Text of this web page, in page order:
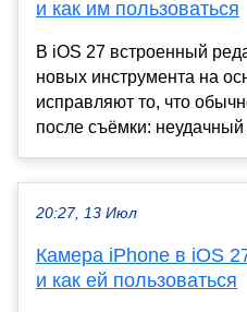
и как им пользоваться
В iOS 27 встроенный
новых инструмента на
исправляют то, что
после съёмки: неудачный
20:27, 13 Июл
Камера iPhone в iOS
и как ей пользоваться